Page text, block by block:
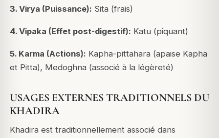
3. Virya (Puissance): Sita (frais)
4. Vipaka (Effet post-digestif): Katu (piquant)
5. Karma (Actions): Kapha-pittahara (apaise Kapha
et Pitta), Medoghna (associé à la légèreté)
USAGES EXTERNES TRADITIONNELS DU
KHADIRA
Khadira est traditionnellement associé dans